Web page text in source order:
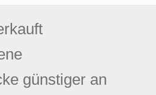
günstiger an